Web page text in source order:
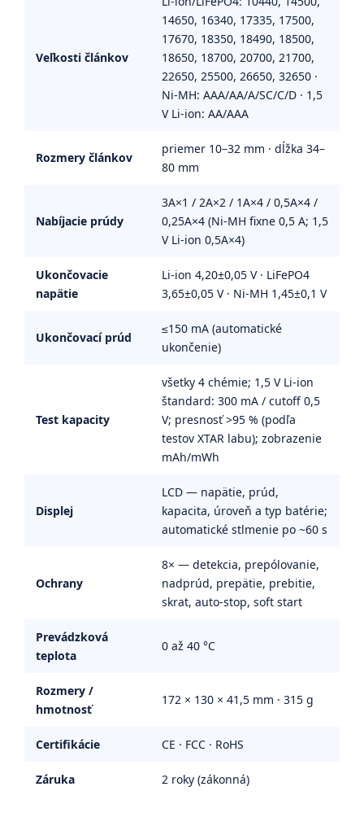
Veľkosti článkov
14650, 16340, 17335, 17500,
17670, 18350, 18490, 18500,
18650, 18700, 20700, 21700,
22650, 25500, 26650, 32650 ·
Ni-MH: AAA/AA/A/SC/C/D · 1,5
V Li-ion: AA/AAA
Rozmery článkov
priemer 10–32 mm · dĺžka 34–
80 mm
Nabíjacie prúdy
3A×1 / 2A×2 / 1A×4 / 0,5A×4 /
0,25A×4 (Ni-MH fixne 0,5 A; 1,5
V Li-ion 0,5A×4)
Ukončovacie
napätie
Li-ion 4,20±0,05 V · LiFePO4
3,65±0,05 V · Ni-MH 1,45±0,1 V
Ukončovací prúd
≤150 mA (automatické
ukončenie)
Test kapacity
všetky 4 chémie; 1,5 V Li-ion
štandard: 300 mA / cutoff 0,5
V; presnosť >95 % (podľa
testov XTAR labu); zobrazenie
mAh/mWh
Displej
LCD — napätie, prúd,
kapacita, úroveň a typ batérie;
automatické stlmenie po ~60 s
Ochrany
8× — detekcia, prepólovanie,
nadprúd, prepätie, prebitie,
skrat, auto-stop, soft start
Prevádzková
teplota
0 až 40 °C
Rozmery /
hmotnosť
172 × 130 × 41,5 mm · 315 g
Certifikácie CE · FCC · RoHS
Záruka 2 roky (zákonná)